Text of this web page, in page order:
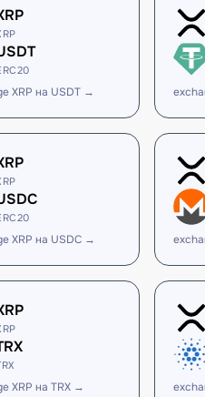
XRP на USDT →
XRP на USDC →
XRP на TRX →